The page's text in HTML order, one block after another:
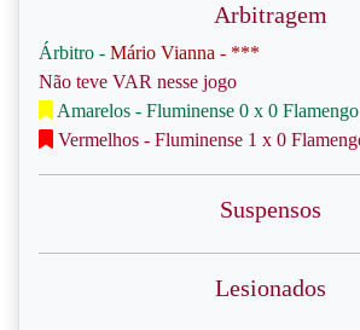
Arbitragem
Árbitro - Mário Vianna - ***
Não teve VAR nesse jogo
Amarelos - Fluminense 0 x 0 Flamengo
Vermelhos - Fluminense 1 x 0
Suspensos
Lesionados